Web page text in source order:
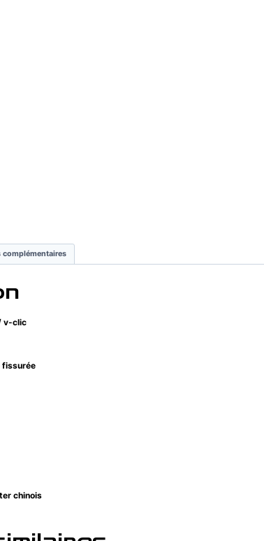
complémentaires
v-clic
fissurée
chinois